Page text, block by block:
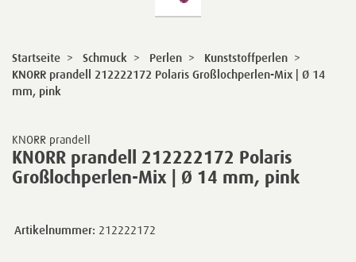
KNORR prandell
KNORR prandell 212222172 Polaris
Großlochperlen-Mix | Ø 14 mm, pink
Startseite > Schmuck > Perlen > Kunststoffperlen >
KNORR prandell 212222172 Polaris Großlochperlen-Mix | Ø 14
mm, pink
Artikelnummer: 212222172